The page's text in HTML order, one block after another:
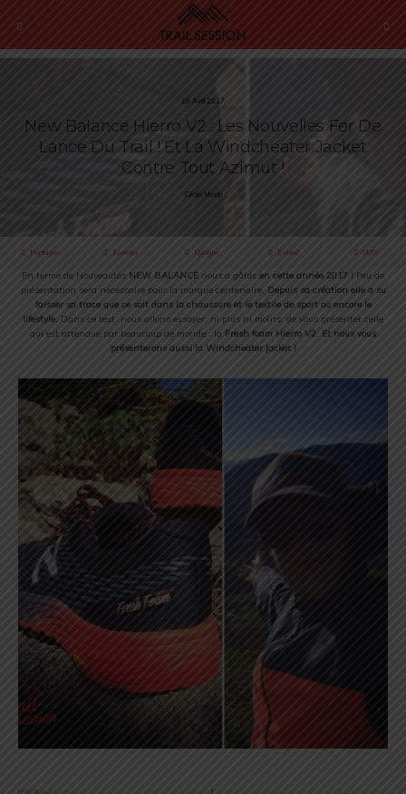
18 Avril 2017
New Balance Hierro V2 : Les Nouvelles Fer De
Lance Du Trail ! Et La Windcheater Jacket
Contre Tout Azimut !
Cédric Masip
Partager Tweeter Épingler E-mail SMS
En terme de Nouveautés NEW BALANCE nous a gâtés en cette année 2017 ! Peu de
présentation sera nécessaire pour la marque centenaire. Depuis sa création elle a su
laisser sa trace que ce soit dans la chaussure et le textile de sport ou encore le
lifestyle. Dans ce test, nous allons essayer, ni plus ni moins, de vous présenter celle
qui est attendue par beaucoup de monde : la Fresh foam Hierro V2. Et nous vous
présenterons aussi la Windcheater Jacket !